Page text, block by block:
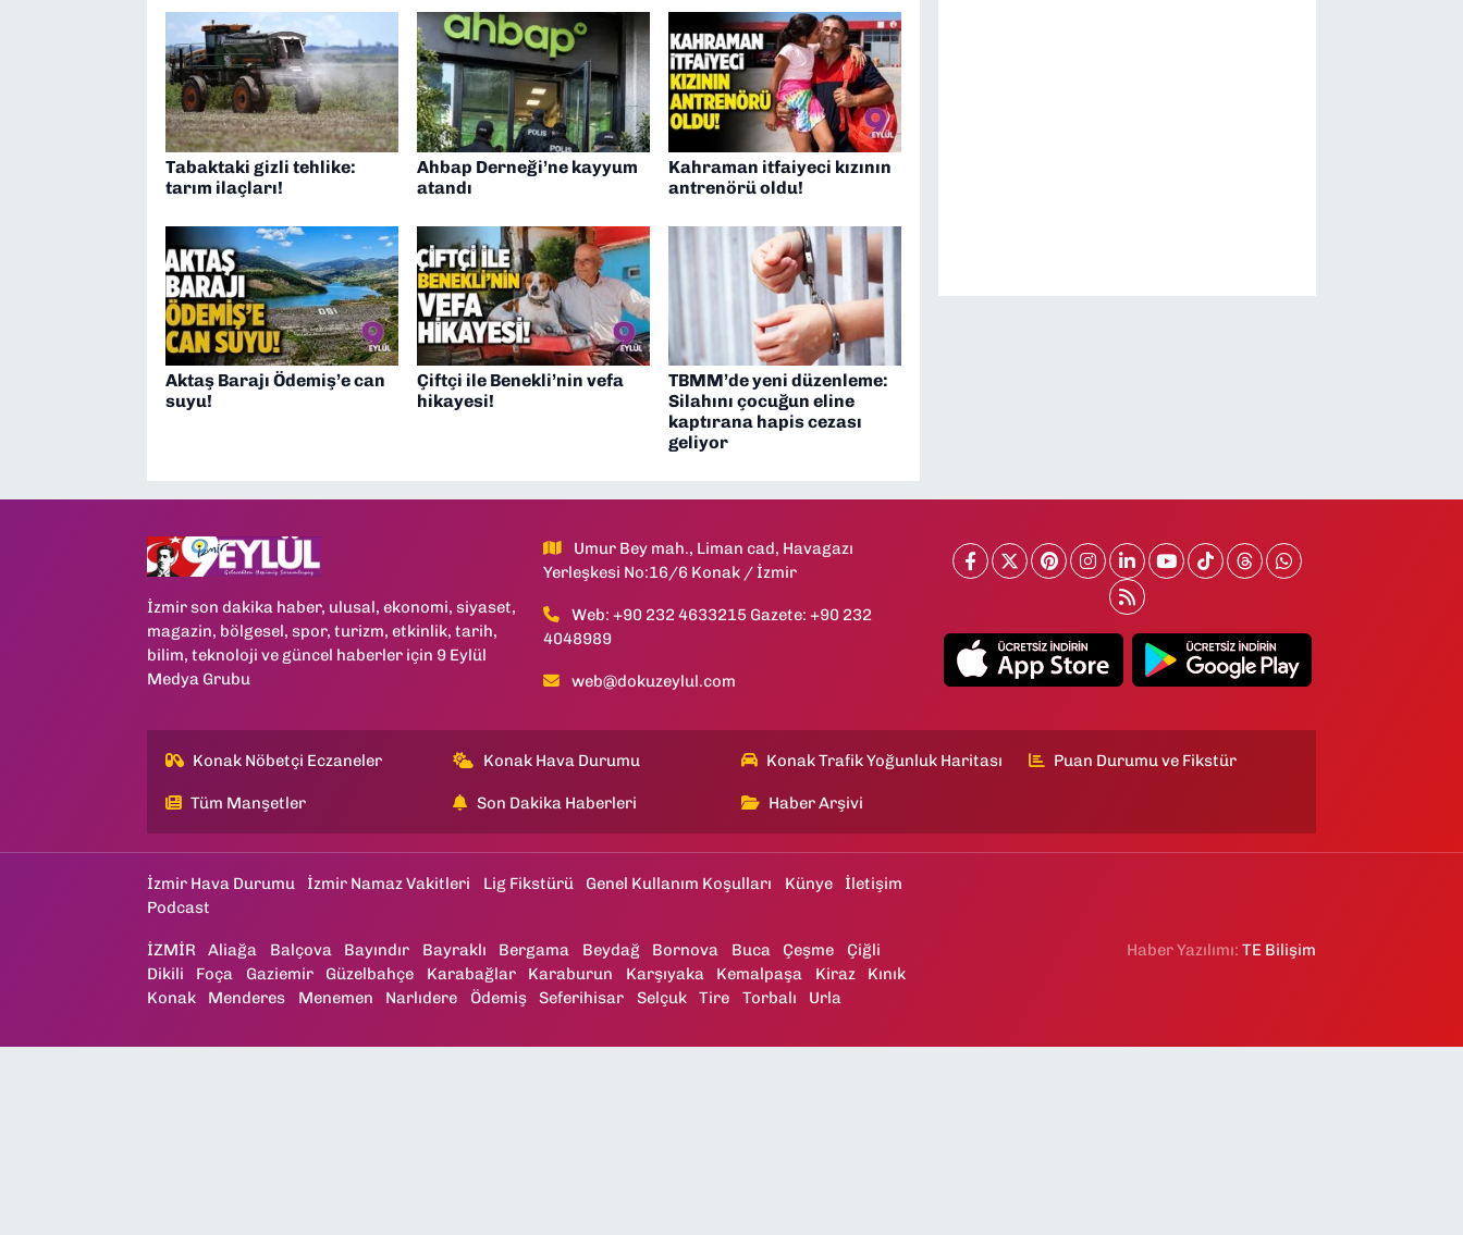
Tabaktaki gizli tehlike:
tarım ilaçları!
Ahbap Derneği’ne kayyum
atandı
Kahraman itfaiyeci kızının
antrenörü oldu!
Aktaş Barajı Ödemiş’e can
suyu!
Çiftçi ile Benekli’nin vefa
hikayesi!
TBMM’de yeni düzenleme:
Silahını çocuğun eline
kaptırana hapis cezası
geliyor
İzmir son dakika haber, ulusal, ekonomi, siyaset,
magazin, bölgesel, spor, turizm, etkinlik, tarih,
bilim, teknoloji ve güncel haberler için 9 Eylül
Medya Grubu
Umur Bey mah., Liman cad, Havagazı
Yerleşkesi No:16/6 Konak / İzmir
Web: +90 232 4633215 Gazete: +90 232
4048989
web@dokuzeylul.com
Konak Nöbetçi Eczaneler Konak Hava Durumu Konak Trafik Yoğunluk Haritası Puan Durumu ve Fikstür
Tüm Manşetler Son Dakika Haberleri Haber Arşivi
İzmir Hava Durumu İzmir Namaz Vakitleri Lig Fikstürü Genel Kullanım Koşulları Künye
İletişim
Podcast
İZMİR Aliağa Balçova Bayındır Bayraklı Bergama Beydağ Bornova Buca Çeşme
Çiğli
Dikili
Foça Gaziemir Güzelbahçe Karabağlar Karaburun Karşıyaka Kemalpaşa Kiraz
Kınık
Konak
Menderes Menemen Narlıdere Ödemiş Seferihisar Selçuk Tire Torbalı Urla
Haber Yazılımı:TE Bilişim